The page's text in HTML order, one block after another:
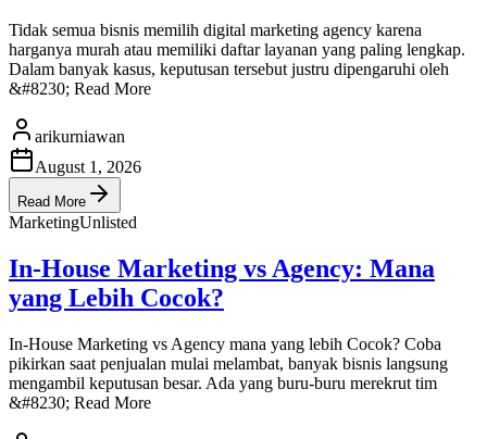
Tidak semua bisnis memilih digital marketing agency karena
harganya murah atau memiliki daftar layanan yang paling lengkap.
Dalam banyak kasus, keputusan tersebut justru dipengaruhi oleh
&#8230; Read More
arikurniawan
August 1, 2026
Read More
MarketingUnlisted
In-House Marketing vs Agency: Mana
yang Lebih Cocok?
In-House Marketing vs Agency mana yang lebih Cocok? Coba
pikirkan saat penjualan mulai melambat, banyak bisnis langsung
mengambil keputusan besar. Ada yang buru-buru merekrut tim
&#8230; Read More